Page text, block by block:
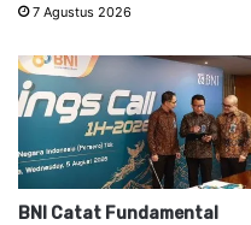
7 Agustus 2026
BNI Catat Fundamental